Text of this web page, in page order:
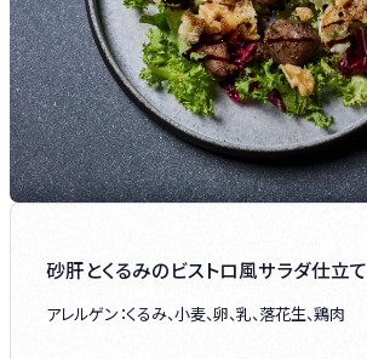
砂肝とくるみのビストロ風サラダ仕立て
アレルゲン：くるみ、小麦、卵、乳、落花生、鶏肉